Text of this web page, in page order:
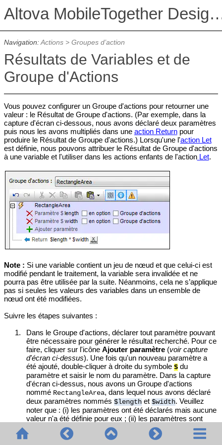
Altova
Navigation:Actions> Groupes d’action
Résultats de Variables et de
Groupe d'Actions
Vous pouvez configurer un Groupe d'actions pour retourner une
valeur : le Résultat de Groupe d'actions. (Par exemple, dans la
capture d'écran ci-dessous, nous avons déclaré deux paramètres
puis nous les avons multipliés dans une action Returnpour
produire le Résultat de Groupe d'actions.) Lorsqu'une l'action Let
est définie, nous pouvons attribuer le Résultat de Groupe d'actions
à une variable et l'utiliser dans les actions enfants de l'actionLet.
Note : Si une variable contient un jeu de nœud et que celui-ci est
modifié pendant le traitement, la variable sera invalidée et ne
pourra pas être utilisée par la suite. Néanmoins, cela ne s’applique
pas si seules les valeurs des variables dans un ensemble de
nœud ont été modifiées.
Suivre les étapes suivantes :
1.
Dans le Groupe d'actions, déclarer tout paramètre pouvant
être nécessaire pour générer le résultat recherché. Pour ce
faire, cliquer sur l'icôneAjouter paramètre (voir capture
d'écran ci-dessus). Une fois qu'un nouveau paramètre a
été ajouté, double-cliquer à droite du symbole$ du
paramètre et saisir le nom du paramètre. Dans la capture
d'écran ci-dessus, nous avons un Groupe d'actions
nommé RectangleArea, dans lequel nous avons déclaré
deux paramètres nommés$length et$width. Veuillez
noter que : (i) les paramètres ont été déclarés mais aucune
valeur n'a été définie pour eux ; (ii) les paramètres sont
dans la portée uniquement au sein du Groupe d'Actions et
qu'ils ne peuvent pas être utilisés en-dehors. Si un